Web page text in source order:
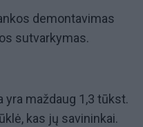
demontavimas
sutvarkymas.
yra maždaug 1,3 tūkst.
kas jų savininkai.